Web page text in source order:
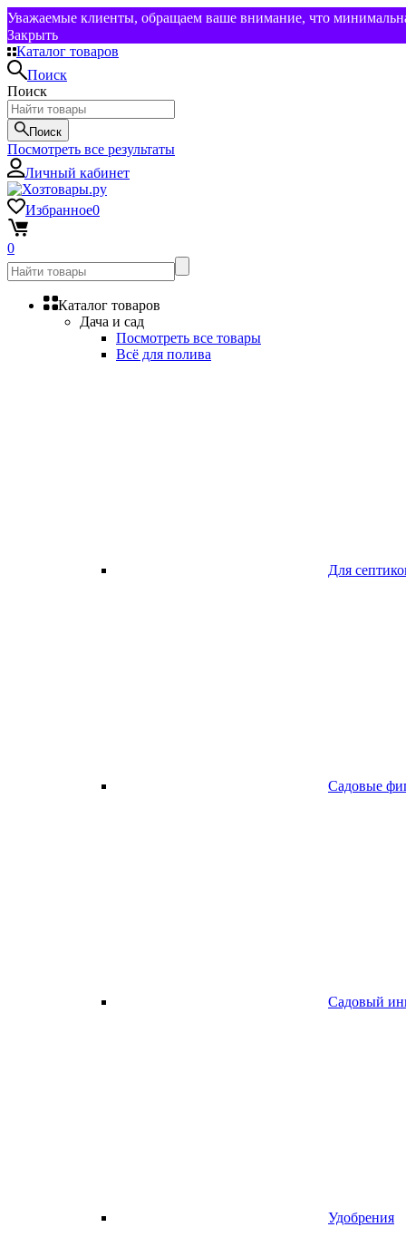
Уважаемые клиенты, обращаем ваше внимание, что
Закрыть
Каталог товаров
Поиск
Поиск
Поиск
Посмотреть все результаты
Личный кабинет
Избранное0
0
Каталог товаров
Дача и сад
Посмотреть все товары
Всё для полива
Для
Садовые
Садовый
Удобрения